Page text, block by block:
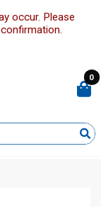
occur. Please
0